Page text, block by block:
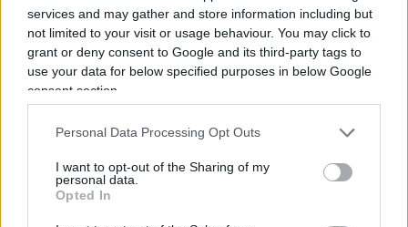
services and may gather and store information including but
not limited to your visit or usage behaviour. You may click to
grant or deny consent to Google and its third-party tags to
use your data for below specified purposes in below Google
consent section.
Personal Data Processing Opt Outs
I want to opt-out of the Sharing of my
personal data.
Opted In
Il falso storico di Barbero